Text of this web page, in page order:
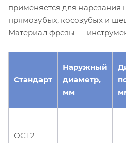
применяется для нарезания
прямозубых, косозубых и
Материал фрезы —
Стандарт
Наружный
диаметр,
мм
ОСТ2